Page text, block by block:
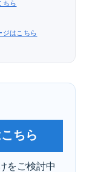
ちら
ジはこちら
ちら
をご検討中